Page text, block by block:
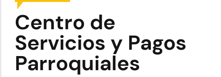
Centro de
Servicios y Pagos
Parroquiales